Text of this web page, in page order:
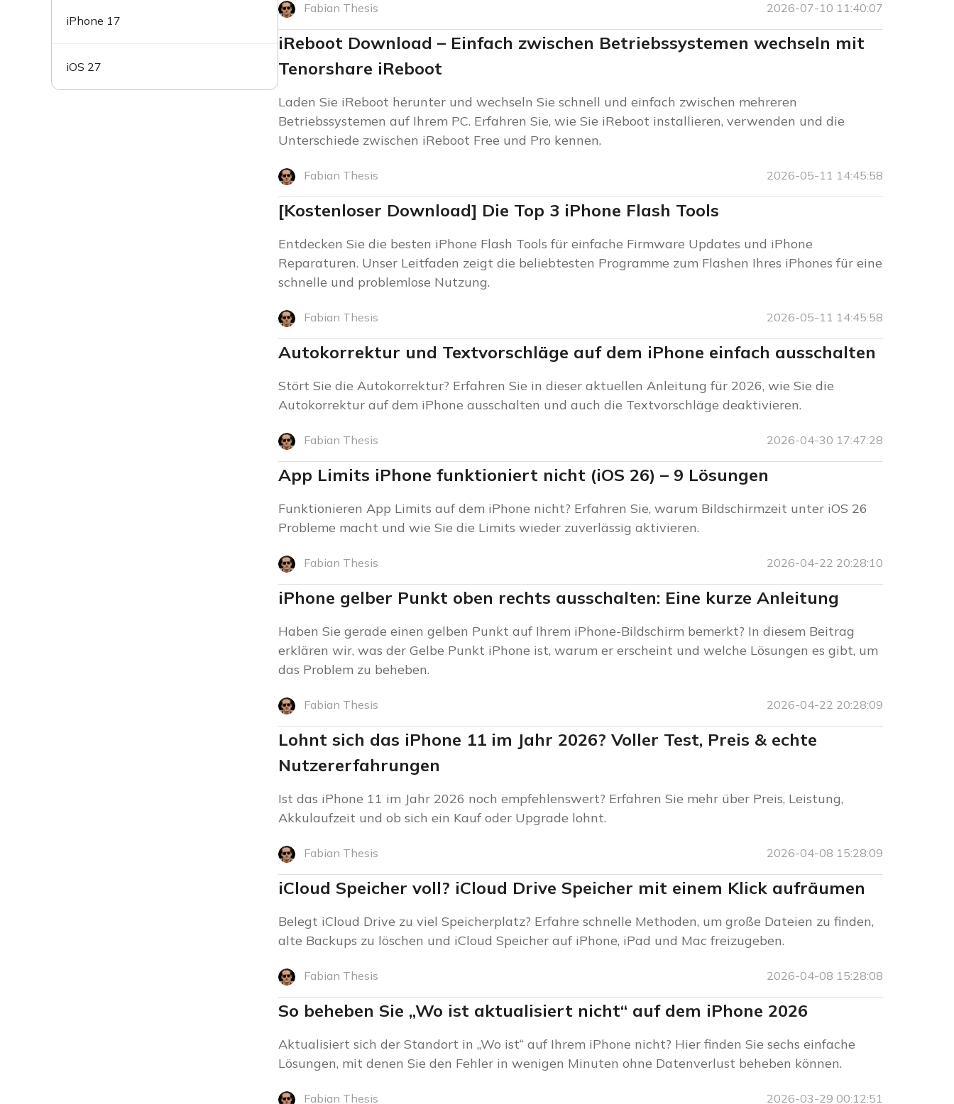
iPhone 17
iOS 27
Fabian Thesis 2026-07-10 11:40:07
iReboot Download – Einfach zwischen Betriebssystemen wechseln mit
Tenorshare iReboot
Laden Sie iReboot herunter und wechseln Sie schnell und einfach zwischen mehreren
Betriebssystemen auf Ihrem PC. Erfahren Sie, wie Sie iReboot installieren, verwenden und die
Unterschiede zwischen iReboot Free und Pro kennen.
Fabian Thesis 2026-05-11 14:45:58
[Kostenloser Download] Die Top 3 iPhone Flash Tools
Entdecken Sie die besten iPhone Flash Tools für einfache Firmware Updates und iPhone
Reparaturen. Unser Leitfaden zeigt die beliebtesten Programme zum Flashen Ihres iPhones für eine
schnelle und problemlose Nutzung.
Fabian Thesis 2026-05-11 14:45:58
Autokorrektur und Textvorschläge auf dem iPhone einfach ausschalten
Stört Sie die Autokorrektur? Erfahren Sie in dieser aktuellen Anleitung für 2026, wie Sie die
Autokorrektur auf dem iPhone ausschalten und auch die Textvorschläge deaktivieren.
Fabian Thesis 2026-04-30 17:47:28
App Limits iPhone funktioniert nicht (iOS 26) – 9 Lösungen
Funktionieren App Limits auf dem iPhone nicht? Erfahren Sie, warum Bildschirmzeit unter iOS 26
Probleme macht und wie Sie die Limits wieder zuverlässig aktivieren.
Fabian Thesis 2026-04-22 20:28:10
iPhone gelber Punkt oben rechts ausschalten: Eine kurze Anleitung
Haben Sie gerade einen gelben Punkt auf Ihrem iPhone-Bildschirm bemerkt? In diesem Beitrag
erklären wir, was der Gelbe Punkt iPhone ist, warum er erscheint und welche Lösungen es gibt, um
das Problem zu beheben.
Fabian Thesis 2026-04-22 20:28:09
Lohnt sich das iPhone 11 im Jahr 2026? Voller Test, Preis & echte
Nutzererfahrungen
Ist das iPhone 11 im Jahr 2026 noch empfehlenswert? Erfahren Sie mehr über Preis, Leistung,
Akkulaufzeit und ob sich ein Kauf oder Upgrade lohnt.
Fabian Thesis 2026-04-08 15:28:09
iCloud Speicher voll? iCloud Drive Speicher mit einem Klick aufräumen
Belegt iCloud Drive zu viel Speicherplatz? Erfahre schnelle Methoden, um große Dateien zu finden,
alte Backups zu löschen und iCloud Speicher auf iPhone, iPad und Mac freizugeben.
Fabian Thesis 2026-04-08 15:28:08
So beheben Sie „Wo ist aktualisiert nicht“ auf dem iPhone 2026
Aktualisiert sich der Standort in „Wo ist“ auf Ihrem iPhone nicht? Hier finden Sie sechs einfache
Lösungen, mit denen Sie den Fehler in wenigen Minuten ohne Datenverlust beheben können.
Fabian Thesis 2026-03-29 00:12:51